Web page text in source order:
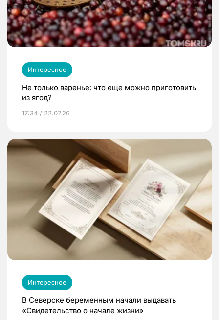
Интересное
Не только варенье: что еще можно приготовить
из ягод?
17:34 / 22.07.26
Интересное
В Северске беременным начали выдавать
«Свидетельство о начале жизни»